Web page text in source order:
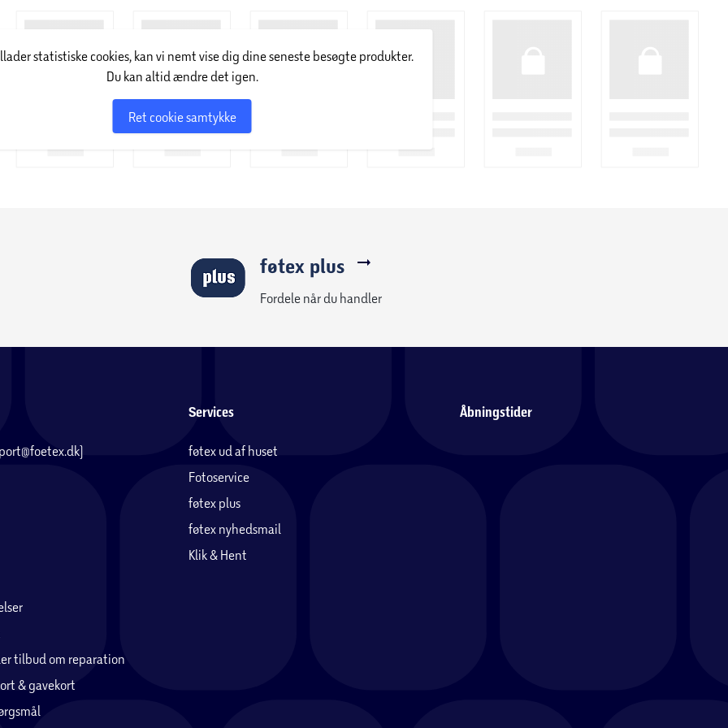
- enten på deres hjemmeside eller via
stelnummer. Med app'en kan du også
hedder Cykelmakker og kan hentes i
stjålet. Stelnummeret står under
varehus.
statistiske cookies, kan vi nemt vise dig dine seneste besøgte produkter.
Du kan altid ændre det igen.
Ret cookie samtykke
føtex plus
Fordele når du handler
tilbud om reparation
& gavekort
Services
føtex ud af huset
Fotoservice
føtex plus
føtex nyhedsmail
Klik & Hent
Åbningstider